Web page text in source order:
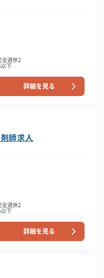
全週休2
以下
詳細を見る
師求人
全週休2
以下
詳細を見る